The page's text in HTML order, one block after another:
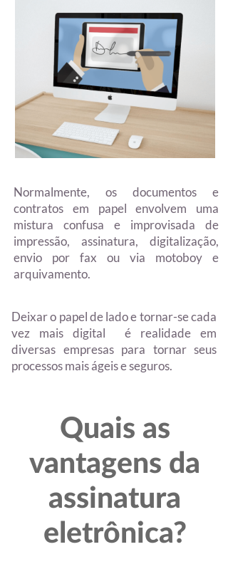
Quais as
vantagens da
assinatura
eletrônica?
Normalmente, os documentos e
contratos em papel envolvem uma
mistura confusa e improvisada de
impressão, assinatura, digitalização,
envio por fax ou via motoboy e
arquivamento.
Deixar o papel de lado e tornar-se cada
vez mais digital é realidade em
diversas empresas para tornar seus
processos mais ágeis e seguros.